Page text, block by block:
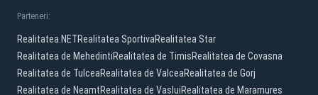
Parteneri:
Realitatea.NETRealitatea SportivaRealitatea Star
Realitatea de MehedintiRealitatea de TimisRealitatea de Covasna
Realitatea de TulceaRealitatea de ValceaRealitatea de Gorj
Realitatea de NeamtRealitatea de VasluiRealitatea de Maramures